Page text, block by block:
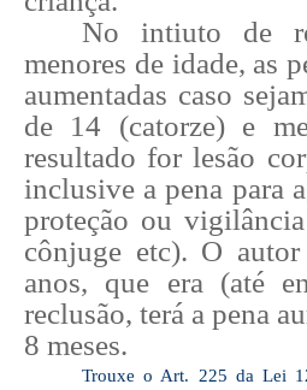
No intiuto de
menores de idade, as
aumentadas caso
de 14 (catorze) e
resultado for lesão
inclusive a pena para
proteção ou
cônjuge etc). O
anos, que era (até
reclusão, terá a pena
8 meses.
Trouxe o Art. 225 da Lei